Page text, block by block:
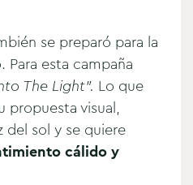
se preparó para la
Para esta campaña
The Light”. Lo que
propuesta visual,
del sol y se quiere
cálido y